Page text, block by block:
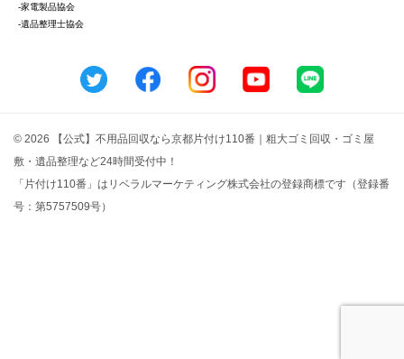
-家電製品協会
-遺品整理士協会
© 2026 【公式】不用品回収なら京都片付け110番｜粗大ゴミ回収・ゴミ屋
敷・遺品整理など24時間受付中！
「片付け110番」はリベラルマーケティング株式会社の登録商標です（登録番
号：第5757509号）